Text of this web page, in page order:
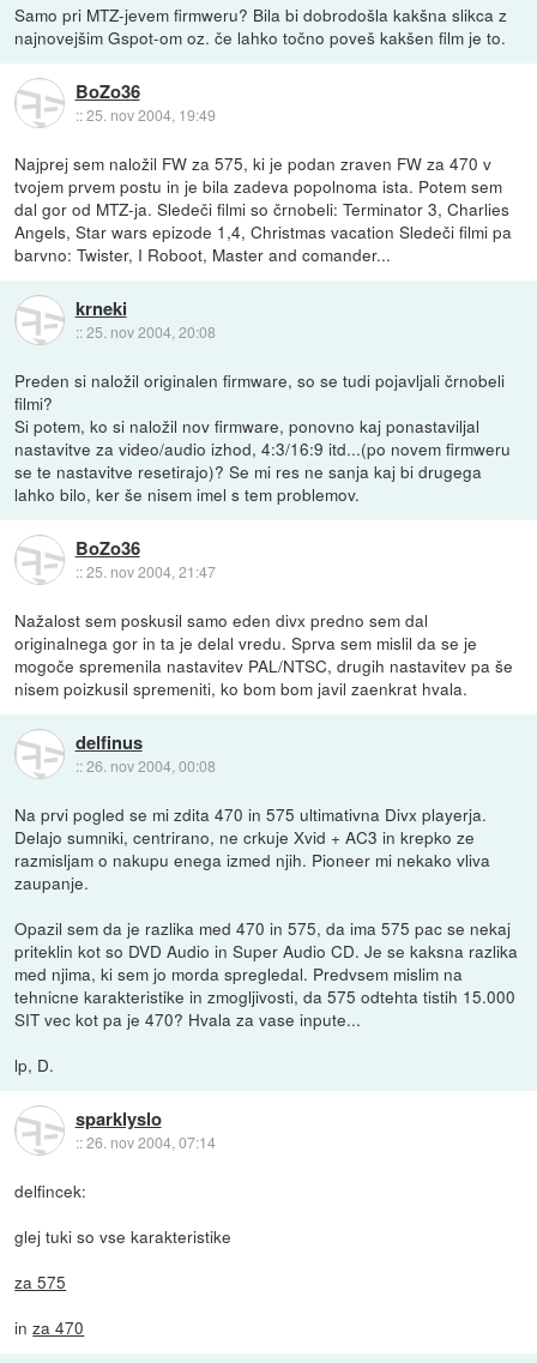
Samo pri MTZ-jevem firmweru? Bila bi dobrodošla kakšna slikca z
najnovejšim Gspot-om oz. če lahko točno poveš kakšen film je to.
BoZo36
::25. nov 2004, 19:49
Najprej sem naložil FW za 575, ki je podan zraven FW za 470 v
tvojem prvem postu in je bila zadeva popolnoma ista. Potem sem
dal gor od MTZ-ja. Sledeči filmi so črnobeli: Terminator 3, Charlies
Angels, Star wars epizode 1,4, Christmas vacation Sledeči filmi pa
barvno: Twister, I Roboot, Master and comander...
krneki
::25. nov 2004, 20:08
Preden si naložil originalen firmware, so se tudi pojavljali črnobeli
filmi?
Si potem, ko si naložil nov firmware, ponovno kaj ponastaviljal
nastavitve za video/audio izhod, 4:3/16:9 itd...(po novem firmweru
se te nastavitve resetirajo)? Se mi res ne sanja kaj bi drugega
lahko bilo, ker še nisem imel s tem problemov.
BoZo36
::25. nov 2004, 21:47
Nažalost sem poskusil samo eden divx predno sem dal
originalnega gor in ta je delal vredu. Sprva sem mislil da se je
mogoče spremenila nastavitev PAL/NTSC, drugih nastavitev pa še
nisem poizkusil spremeniti, ko bom bom javil zaenkrat hvala.
delfinus
::26. nov 2004, 00:08
Na prvi pogled se mi zdita 470 in 575 ultimativna Divx playerja.
Delajo sumniki, centrirano, ne crkuje Xvid + AC3 in krepko ze
razmisljam o nakupu enega izmed njih. Pioneer mi nekako vliva
zaupanje.
Opazil sem da je razlika med 470 in 575, da ima 575 pac se nekaj
priteklin kot so DVD Audio in Super Audio CD. Je se kaksna razlika
med njima, ki sem jo morda spregledal. Predvsem mislim na
tehnicne karakteristike in zmogljivosti, da 575 odtehta tistih 15.000
SIT vec kot pa je 470? Hvala za vase inpute...
lp, D.
sparklyslo
::26. nov 2004, 07:14
delfincek:
glej tuki so vse karakteristike
za 575
inza 470